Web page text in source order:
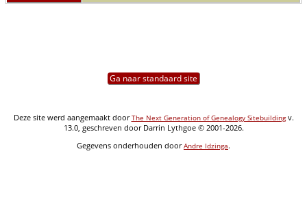
Ga naar standaard site
Deze site werd aangemaakt doorThe Next Generation of Genealogy Sitebuildingv.
13.0, geschreven door Darrin Lythgoe © 2001-2026.
Gegevens onderhouden doorAndre Idzinga.